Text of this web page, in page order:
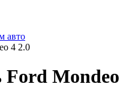
авто
4 2.0
Ford Mondeo